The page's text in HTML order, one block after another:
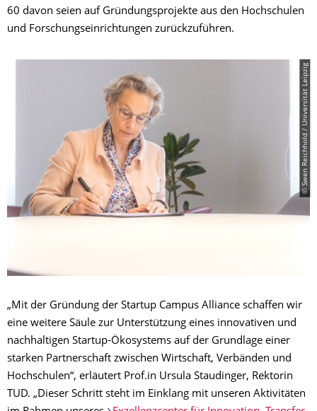
60 davon seien auf Gründungsprojekte aus den Hochschulen
und Forschungseinrichtungen zurückzuführen.
© Swen Reichhold / Universität Leipzig
„Mit der Gründung der Startup Campus Alliance schaffen wir
eine weitere Säule zur Unterstützung eines innovativen und
nachhaltigen Startup-Ökosystems auf der Grundlage einer
starken Partnerschaft zwischen Wirtschaft, Verbänden und
Hochschulen“, erläutert Prof.in Ursula Staudinger, Rektorin
TUD. „Dieser Schritt steht im Einklang mit unseren Aktivitäten